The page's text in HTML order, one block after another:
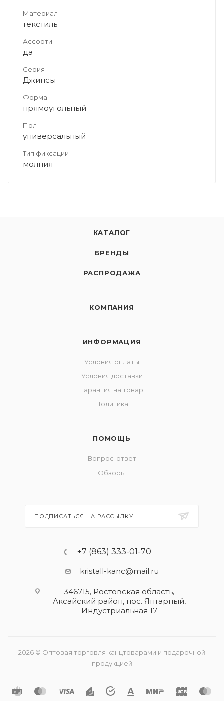
Материал
текстиль
Ассорти
да
Серия
Джинсы
Форма
прямоугольный
Пол
универсальный
Тип фиксации
молния
КАТАЛОГ
БРЕНДЫ
РАСПРОДАЖА
КОМПАНИЯ
ИНФОРМАЦИЯ
Условия оплаты
Условия доставки
Гарантия на товар
Политика
ПОМОЩЬ
Вопрос-ответ
Обзоры
ПОДПИСАТЬСЯ НА РАССЫЛКУ
+7 (863) 333-01-70
kristall-kanc@mail.ru
346715, Ростовская область​,
Аксайский район, пос. Янтарный,
Индустриальная 17
2026 © Оптовая торговля канцтоварами и подарочной
продукцией